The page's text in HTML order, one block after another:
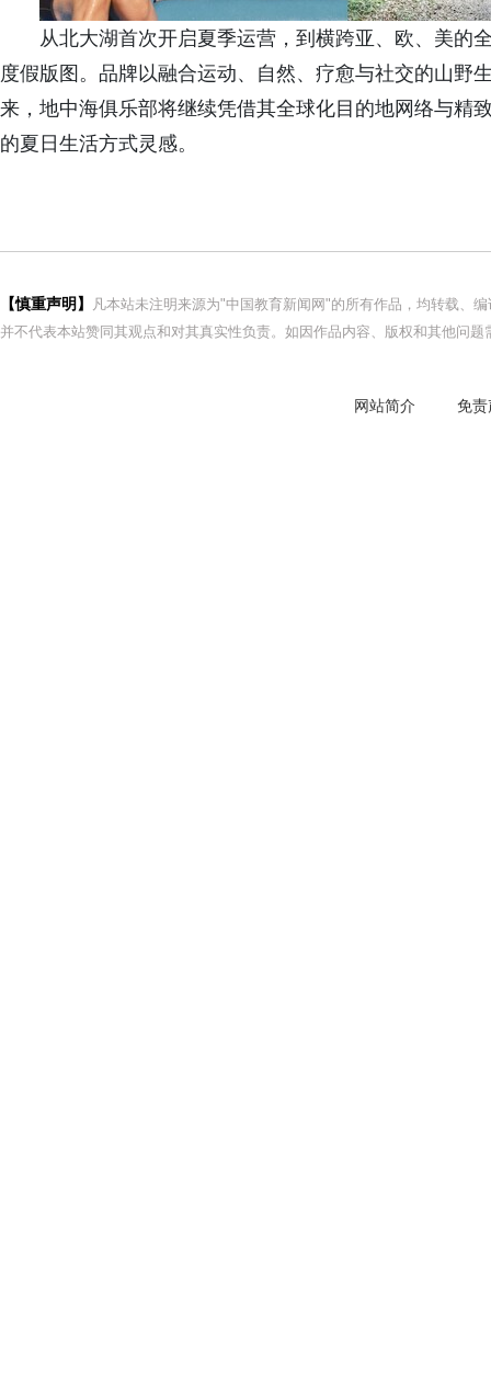
从北大湖首次开启夏季运营，到横跨亚、欧、美的
度假版图。品牌以融合运动、自然、疗愈与社交的山野
来，地中海俱乐部将继续凭借其全球化目的地网络与精
的夏日生活方式灵感。
【慎重声明】
凡本站未注明来源为"中国教育新闻网"的所有作品，均转载、
并不代表本站赞同其观点和对其真实性负责。如因作品内容、版权和其他问
网站简介 免责